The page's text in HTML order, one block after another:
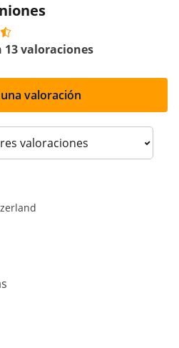
13 valoraciones
valoración
reviews